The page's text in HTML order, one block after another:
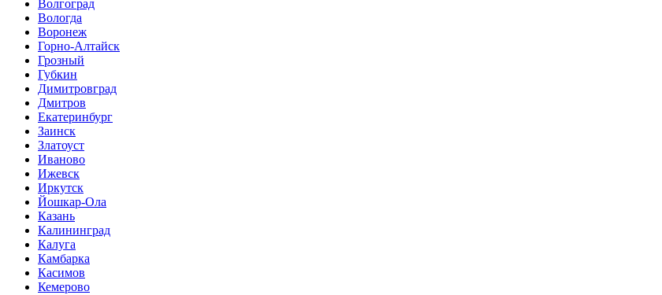
Волгоград
Вологда
Воронеж
Горно-Алтайск
Грозный
Губкин
Димитровград
Дмитров
Екатеринбург
Заинск
Златоуст
Иваново
Ижевск
Иркутск
Йошкар-Ола
Казань
Калининград
Калуга
Камбарка
Касимов
Кемерово